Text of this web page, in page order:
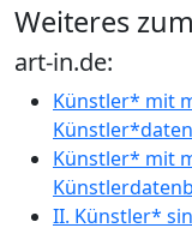
Weiteres
art-in.de:
Künstler* mit
Künstler* mit
II. Künstler*